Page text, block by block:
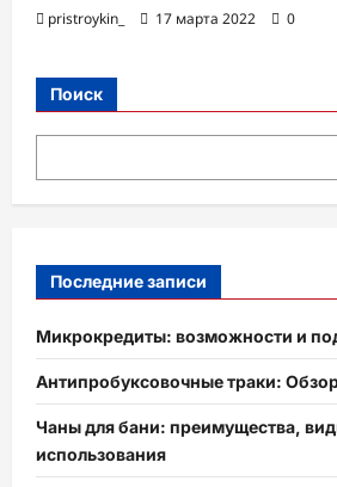
pristroykin_ 17 марта 2022 0
Поиск
Последние записи
Микрокредиты: возможности и
Антипробуксовочные траки:
Чаны для бани: преимущества,
использования